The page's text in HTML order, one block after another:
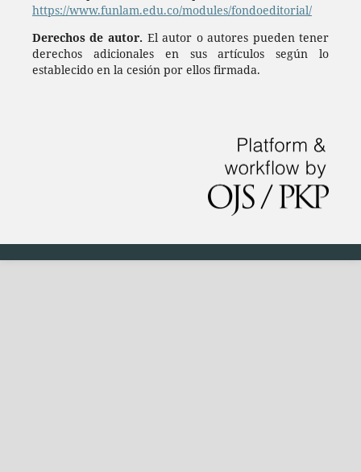
https://www.funlam.edu.co/modules/fondoeditorial/
Derechos de autor. El autor o autores pueden tener
derechos adicionales en sus artículos según lo
establecido en la cesión por ellos firmada.